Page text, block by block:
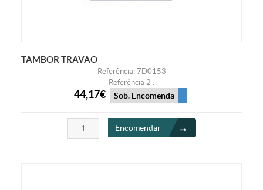
TAMBOR TRAVAO
Referência: 7D0153
Referência 2 :
44,17€ Sob. Encomenda
Encomendar